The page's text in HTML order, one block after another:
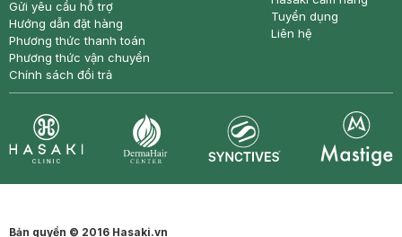
Gửi yêu cầu hỗ trợ
Hướng dẫn đặt hàng
Phương thức thanh toán
Phương thức vận chuyển
Chính sách đổi trả
Tuyển dụng
Liên hệ
Bản quyền © 2016 Hasaki.vn